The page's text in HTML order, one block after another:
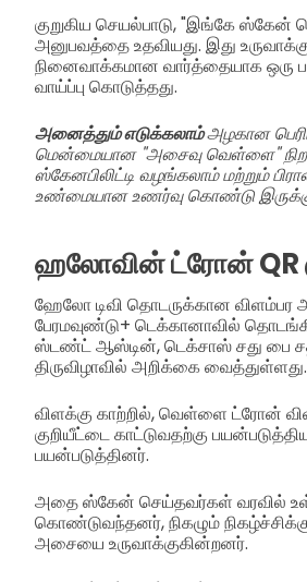
குறுகிய செயல்பாடு, "இங்கே ஸ்கேன்
அனுபவத்தை உதவியது. இது
நினைவாக்கமான வார்த்தையாக ஒரு
வாய்ப்பு கொடுத்தது.
அனைத்தும் எடுக்கலாம்அழகான
மென்மையான "அசைவு வெள்ளை"
ஸ்கேனபிலிட்டி வழங்கலாம் மற்றும்
உண்மையான உணர்வு கொண்டு
ஹலோவின் ட்ரோன் QR
ஹேலோ டிவி தொடருக்கான விளம்பர
பேரமவுண்டு+ டெக்கானாவில்
ஸ்டண்ட் ஆஸ்டின், டெக்சாஸ் சது பை
திருவிழாவில் அறிக்கை வைத்துள்ளது.
விளக்கு காற்றில், வெள்ளை ட்ரோன்
குறியீட்டை காட்டுவதற்கு
பயன்படுத்தினர்.
அதை ஸ்கேன் செய்தவர்கள் வரவில்
கொண்டுவந்தனர், நிகழும்
அசையை உருவாக்குகின்றனர்.